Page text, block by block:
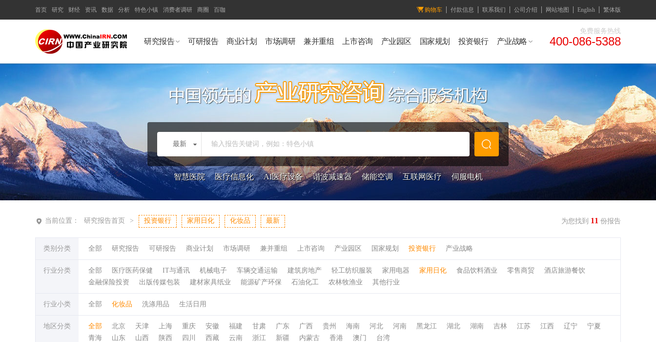
首页 研究 财经 资讯 数据 分析 特色小镇 消费者调研 商圈 百咖 购物车 付款信息 联系我们 公司介绍 网站地图 English 繁体版
研究报告 可研报告 商业计划 市场调研 兼并重组 上市咨询 产业园区 国家规划 投资银行 产业战略
免费服务热线
400-086-5388
输入报告关键词，例如：特色小镇
最新
智慧医院 医疗信息化 AI医疗设备 谐波减速器 储能空调 互联网医疗 伺服电机
当前位置： 研究报告首页 > 投资银行 家用日化 化妆品 最新 为您找到 11 份报告
类别分类 全部 研究报告 可研报告 商业计划 市场调研 兼并重组 上市咨询 产业园区 国家规划 投资银行 产业战略
行业分类 全部 医疗医药保健 IT与通讯 机械电子 车辆交通运输 建筑房地产 轻工纺织服装 家用电器 家用日化 食品饮料酒业 零售商贸
酒店旅游餐饮
金融保险投资
出版传媒包装 建材家具纸业 能源矿产环保 石油化工 农林牧渔业 其他行业
行业小类 全部 化妆品 洗涤用品 生活日用
地区分类 全部 北京 天津 上海 重庆 安徽 福建 甘肃 广东 广西 贵州 海南 河北 河南 黑龙江 湖北 湖南 吉林 江苏 江西 辽宁
宁夏
青海
山东 山西 陕西 四川 西藏 云南 浙江 新疆 内蒙古 香港 澳门 台湾